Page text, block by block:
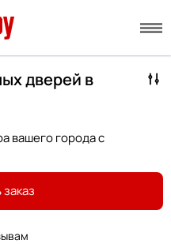
дверей в
вашего города с